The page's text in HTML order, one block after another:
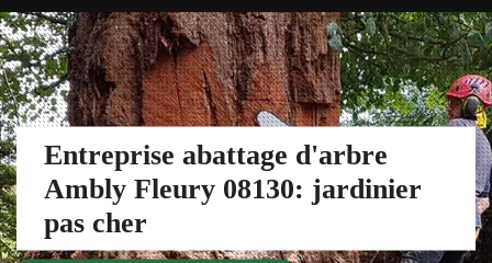
Entreprise abattage d'arbre
Ambly Fleury 08130: jardinier
pas cher